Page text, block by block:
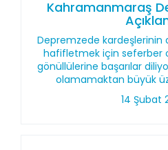
Kahramanmaraş
Depremzede kardeşlerinin
hafifletmek için seferber
gönüllülerine başarılar
olamamaktan büyük
14 Şubat